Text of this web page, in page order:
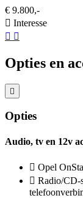
€ 9.800,-
Interesse
Opties en
Opties
Audio, tv en 12v
Opel
Radio/CD-